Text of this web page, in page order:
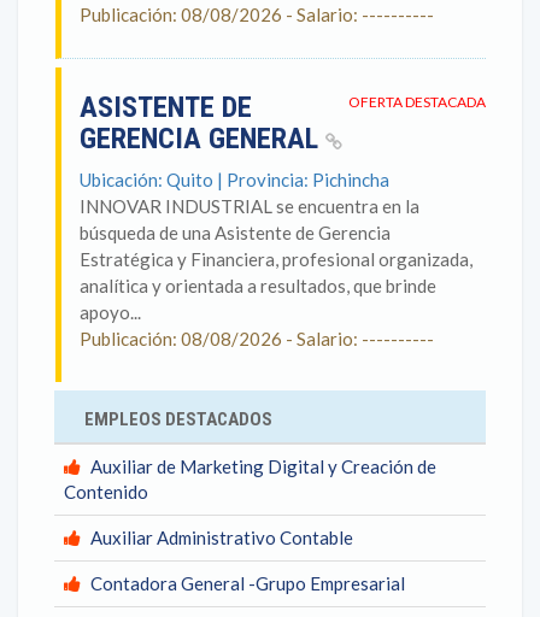
Publicación: 08/08/2026 - Salario: ----------
OFERTA DESTACADA
ASISTENTE DE
GERENCIA GENERAL
Ubicación: Quito | Provincia: Pichincha
INNOVAR INDUSTRIAL se encuentra en la
búsqueda de una Asistente de Gerencia
Estratégica y Financiera, profesional organizada,
analítica y orientada a resultados, que brinde
apoyo...
Publicación: 08/08/2026 - Salario: ----------
EMPLEOS DESTACADOS
Auxiliar de Marketing Digital y Creación de
Contenido
Auxiliar Administrativo Contable
Contadora General -Grupo Empresarial